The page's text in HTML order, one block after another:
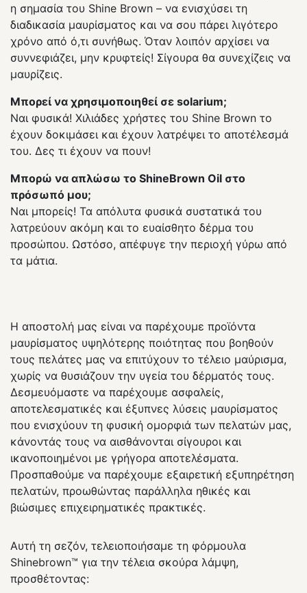
η σημασία του Shine Brown – να ενισχύσει τη
διαδικασία μαυρίσματος και να σου πάρει λιγότερο
χρόνο από ό,τι συνήθως. Όταν λοιπόν αρχίσει να
συννεφιάζει, μην κρυφτείς! Σίγουρα θα συνεχίζεις να
μαυρίζεις.
Μπορεί να χρησιμοποιηθεί σε solarium;
Ναι φυσικά! Χιλιάδες χρήστες του Shine Brown το
έχουν δοκιμάσει και έχουν λατρέψει το αποτέλεσμά
του. Δες τι έχουν να πουν!
Μπορώ να απλώσω το ShineBrown Oil στο
πρόσωπό μου;
Ναι μπορείς! Τα απόλυτα φυσικά συστατικά του
λατρεύουν ακόμη και το ευαίσθητο δέρμα του
προσώπου. Ωστόσο, απέφυγε την περιοχή γύρω από
τα μάτια.
Η αποστολή μας είναι να παρέχουμε προϊόντα
μαυρίσματος υψηλότερης ποιότητας που βοηθούν
τους πελάτες μας να επιτύχουν το τέλειο μαύρισμα,
χωρίς να θυσιάζουν την υγεία του δέρματός τους.
Δεσμευόμαστε να παρέχουμε ασφαλείς,
αποτελεσματικές και έξυπνες λύσεις μαυρίσματος
που ενισχύουν τη φυσική ομορφιά των πελατών μας,
κάνοντάς τους να αισθάνονται σίγουροι και
ικανοποιημένοι με γρήγορα αποτελέσματα.
Προσπαθούμε να παρέχουμε εξαιρετική εξυπηρέτηση
πελατών, προωθώντας παράλληλα ηθικές και
βιώσιμες επιχειρηματικές πρακτικές.
Αυτή τη σεζόν, τελειοποιήσαμε τη φόρμουλα
Shinebrown™️ για την τέλεια σκούρα λάμψη,
προσθέτοντας: